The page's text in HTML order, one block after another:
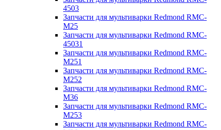
4503
Запчасти для мультиварки Redmond RMC-
M25
Запчасти для мультиварки Redmond RMC-
45031
Запчасти для мультиварки Redmond RMC-
M251
Запчасти для мультиварки Redmond RMC-
M252
Запчасти для мультиварки Redmond RMC-
M36
Запчасти для мультиварки Redmond RMC-
M253
Запчасти для мультиварки Redmond RMC-